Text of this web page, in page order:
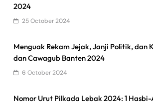
2024
25 October 2024
Menguak Rekam Jejak, Janji Politik, dan
dan Cawagub Banten 2024
6 October 2024
Nomor Urut Pilkada Lebak 2024: 1